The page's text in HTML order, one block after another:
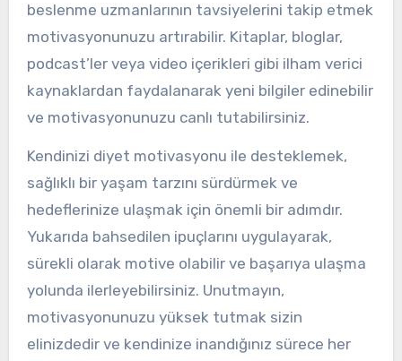
beslenme uzmanlarının tavsiyelerini takip etmek
motivasyonunuzu artırabilir. Kitaplar, bloglar,
podcast’ler veya video içerikleri gibi ilham verici
kaynaklardan faydalanarak yeni bilgiler edinebilir
ve motivasyonunuzu canlı tutabilirsiniz.
Kendinizi diyet motivasyonu ile desteklemek,
sağlıklı bir yaşam tarzını sürdürmek ve
hedeflerinize ulaşmak için önemli bir adımdır.
Yukarıda bahsedilen ipuçlarını uygulayarak,
sürekli olarak motive olabilir ve başarıya ulaşma
yolunda ilerleyebilirsiniz. Unutmayın,
motivasyonunuzu yüksek tutmak sizin
elinizdedir ve kendinize inandığınız sürece her